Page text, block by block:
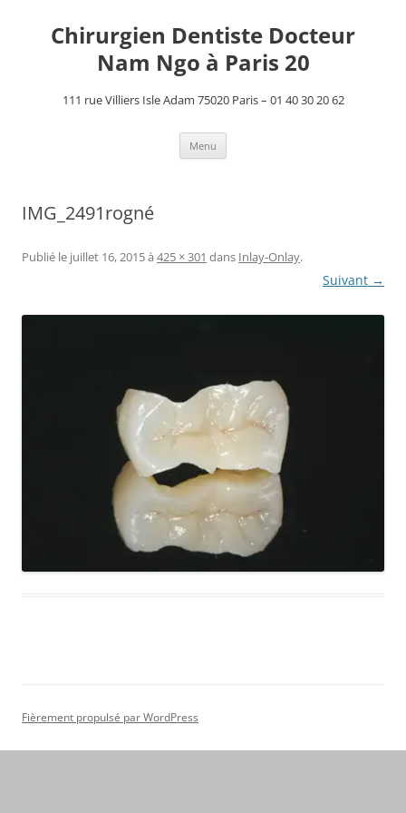
contenuChirurgien Dentiste Docteur
Nam Ngo à Paris 20
111 rue Villiers Isle Adam 75020 Paris – 01 40 30 20 62
Menu
IMG_2491rogné
Publié le juillet 16, 2015à 425 × 301 dans Inlay-Onlay.
Suivant →
Fièrement propulsé par WordPress